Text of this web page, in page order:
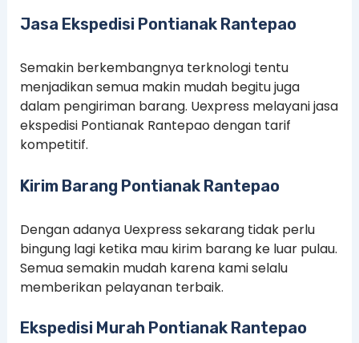
Jasa Ekspedisi Pontianak Rantepao
Semakin berkembangnya terknologi tentu
menjadikan semua makin mudah begitu juga
dalam pengiriman barang. Uexpress melayani jasa
ekspedisi Pontianak Rantepao dengan tarif
kompetitif.
Kirim Barang Pontianak Rantepao
Dengan adanya Uexpress sekarang tidak perlu
bingung lagi ketika mau kirim barang ke luar pulau.
Semua semakin mudah karena kami selalu
memberikan pelayanan terbaik.
Ekspedisi Murah Pontianak Rantepao